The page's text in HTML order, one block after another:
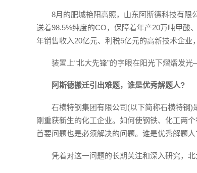
8月的肥城艳阳高照，山东阿斯德科技有限
送着98.5%纯度的CO，保障着年产20万吨甲酸
年销售收入20亿元、利税5亿元的高新技术企业
装置上“北大先锋”的字眼在阳光下熠熠发
阿斯德搬迁引出难题，谁是优秀解题人?
石横特钢集团有限公司(以下简称石横特钢)
刚重获新生的化工企业。如何使钢铁、化工两
首要问题也是必须解决的问题。谁是优秀解题人
凭着对这一问题的长期关注和深入研究，